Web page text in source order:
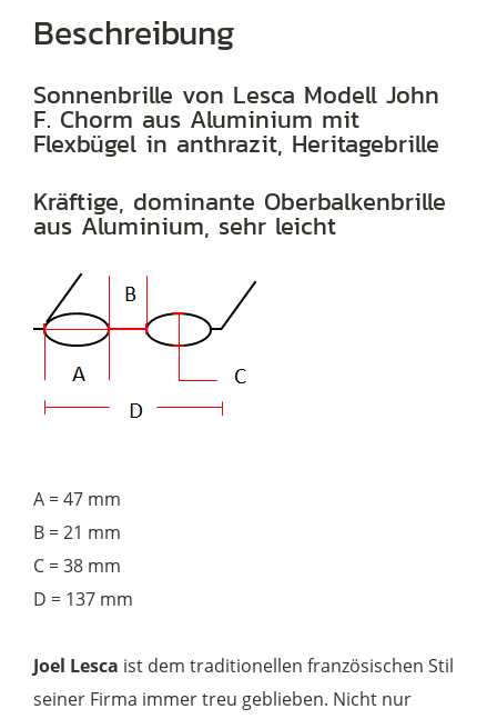
Chorm,
Sonnenbrille
aus
Menge
Beschreibung
Sonnenbrille von Lesca Modell John
F. Chorm aus Aluminium mit
Flexbügel in anthrazit, Heritagebrille
Kräftige, dominante Oberbalkenbrille
aus Aluminium, sehr leicht
A = 47 mm
B = 21 mm
C = 38 mm
D = 137 mm
Joel Lesca ist dem traditionellen französischen Stil
seiner Firma immer treu geblieben. Nicht nur